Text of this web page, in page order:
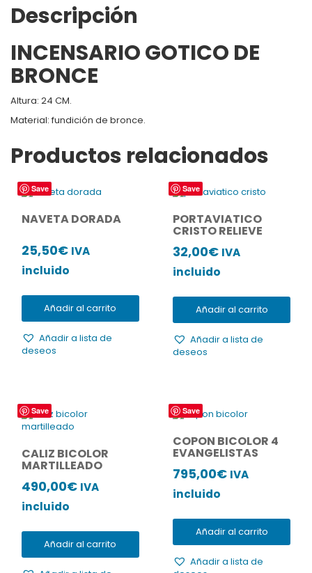
Descripción
INCENSARIO GOTICO DE
BRONCE
Altura: 24 CM.
Material: fundición de bronce.
Productos relacionados
Save
NAVETA DORADA
25,50€ IVA
incluido
Añadir al carrito
Añadir a lista de
deseos
Save
PORTAVIATICO
CRISTO RELIEVE
32,00€ IVA
incluido
Añadir al carrito
Añadir a lista de
deseos
Save
CALIZ BICOLOR
MARTILLEADO
490,00€ IVA
incluido
Añadir al carrito
Save
COPON BICOLOR 4
EVANGELISTAS
795,00€ IVA
incluido
Añadir al carrito
Añadir a lista de